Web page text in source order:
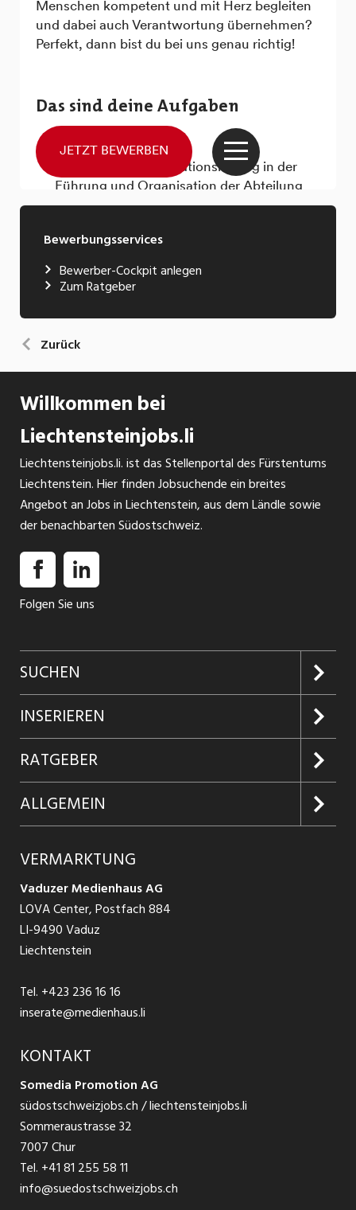
Bewerbungsservices
Bewerber-Cockpit anlegen
Zum Ratgeber
Zurück
Willkommen bei
Liechtensteinjobs.li
Liechtensteinjobs.li. ist das Stellenportal des Fürstentums
Liechtenstein. Hier finden Jobsuchende ein breites
Angebot an Jobs in Liechtenstein, aus dem Ländle sowie
der benachbarten Südostschweiz.
Folgen Sie uns
SUCHEN
Jobs suchen
Jobabo
Firmen entdecken
Jobs in Graubünden
Jobs in St. Gallen
Jobs in Glarus
Jobs in der Südostschweiz
Temporär Jobs
Teilzeit Jobs
Praktikum
INSERIEREN
Kundenlogin
Inserieren
Produkte
Schnittstelle
RATGEBER
Glossar
Ratgeber Bewerbung / Rekrutierung
ALLGEMEIN
AGB
Datenschutzbestimmungen
Nutzungsbedingungen
Impressum
VERMARKTUNG
Vaduzer Medienhaus AG
LOVA Center, Postfach 884
LI-9490 Vaduz
Liechtenstein
Tel. +423 236 16 16
inserate@medienhaus.li
KONTAKT
Somedia Promotion AG
südostschweizjobs.ch / liechtensteinjobs.li
Sommeraustrasse 32
7007 Chur
Tel. +41 81 255 58 11
info@suedostschweizjobs.ch